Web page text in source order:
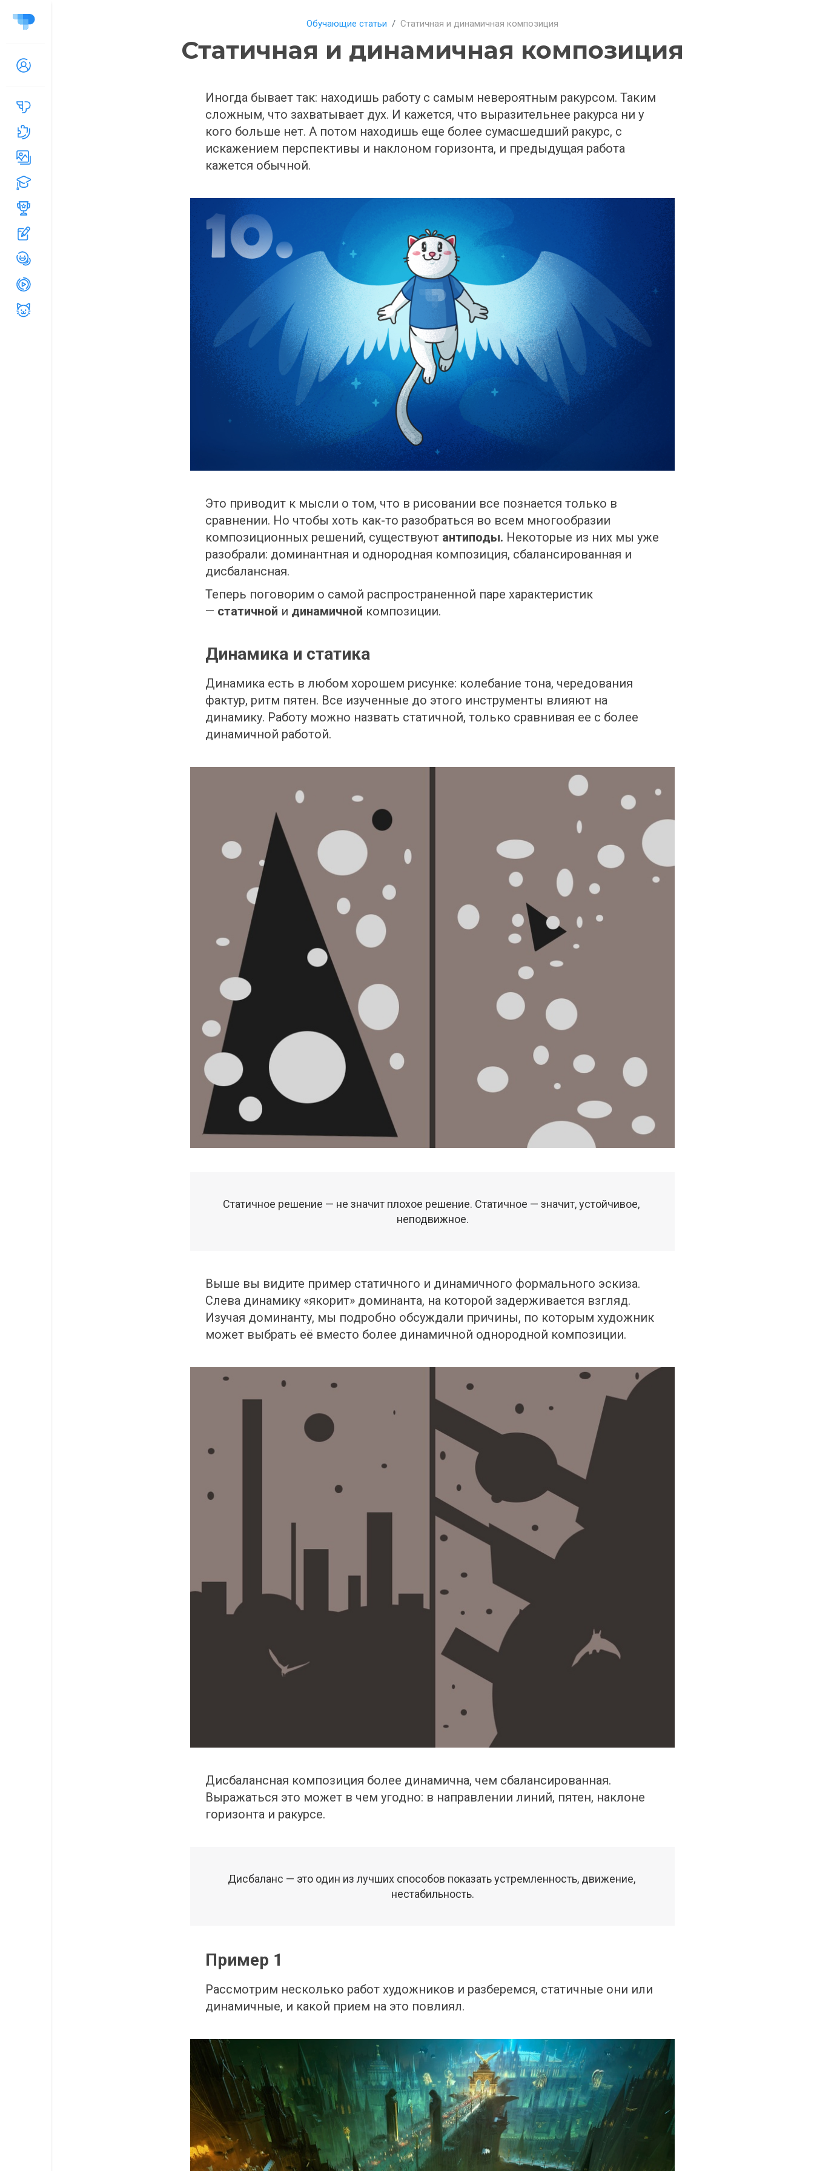
Обучающие статьи Статичная и динамичная композиция
Статичная и динамичная композиция
Иногда бывает так: находишь работу с самым невероятным ракурсом. Таким
сложным, что захватывает дух. И кажется, что выразительнее ракурса ни у
кого больше нет. А потом находишь еще более сумасшедший ракурс, с
искажением перспективы и наклоном горизонта, и предыдущая работа
кажется обычной.
Это приводит к мысли о том, что в рисовании все познается только в
сравнении. Но чтобы хоть как-то разобраться во всем многообразии
композиционных решений, существуют антиподы. Некоторые из них мы уже
разобрали: доминантная и однородная композиция, сбалансированная и
дисбалансная.
Теперь поговорим о самой распространенной паре характеристик
— статичной и динамичной композиции.
Динамика и статика
Динамика есть в любом хорошем рисунке: колебание тона, чередования
фактур, ритм пятен. Все изученные до этого инструменты влияют на
динамику. Работу можно назвать статичной, только сравнивая ее с более
динамичной работой.
Статичное решение — не значит плохое решение. Статичное — значит, устойчивое,
неподвижное.
Выше вы видите пример статичного и динамичного формального эскиза.
Слева динамику «якорит» доминанта, на которой задерживается взгляд.
Изучая доминанту, мы подробно обсуждали причины, по которым художник
может выбрать её вместо более динамичной однородной композиции.
Дисбалансная композиция более динамична, чем сбалансированная.
Выражаться это может в чем угодно: в направлении линий, пятен, наклоне
горизонта и ракурсе.
Дисбаланс — это один из лучших способов показать устремленность, движение,
нестабильность.
Пример 1
Рассмотрим несколько работ художников и разберемся, статичные они или
динамичные, и какой прием на это повлиял.